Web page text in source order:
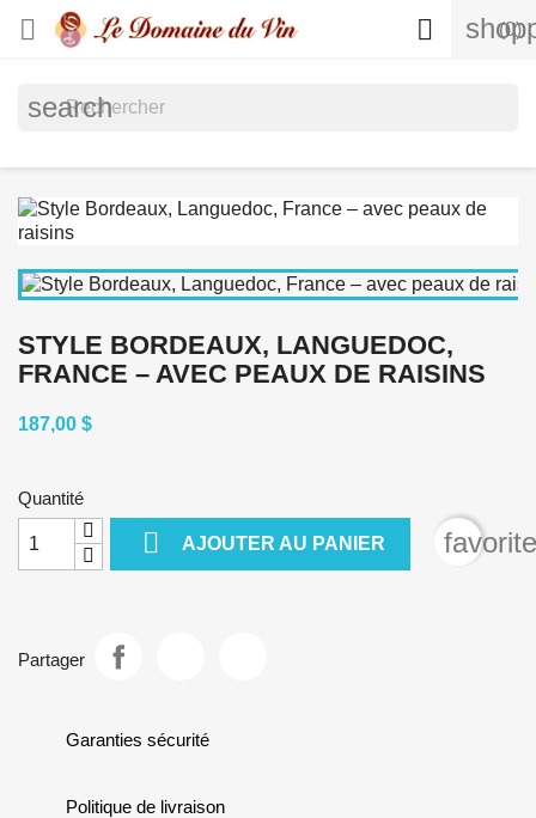
 (0)

search
STYLE BORDEAUX, LANGUEDOC,
FRANCE – AVEC PEAUX DE RAISINS
187,00 $
Quantité
 AJOUTER AU PANIER
Partager
Garanties sécurité
Politique de livraison